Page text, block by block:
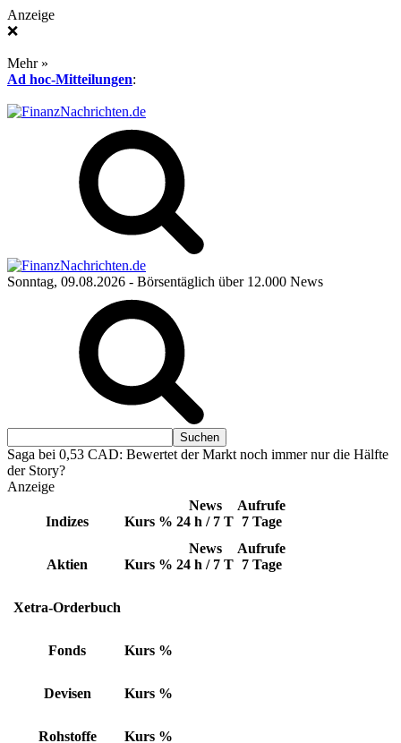
Anzeige
❌
Mehr »
Ad hoc-Mitteilungen:
Sonntag, 09.08.2026 - Börsentäglich über 12.000 News
Saga bei 0,53 CAD: Bewertet der Markt noch immer nur die Hälfte
der Story?
Anzeige
Indizes Kurs %
News
24 h / 7 T
Aufrufe
7 Tage
Aktien Kurs %
News
24 h / 7 T
Aufrufe
7 Tage
Xetra-Orderbuch
Fonds Kurs %
Devisen Kurs %
Rohstoffe Kurs %